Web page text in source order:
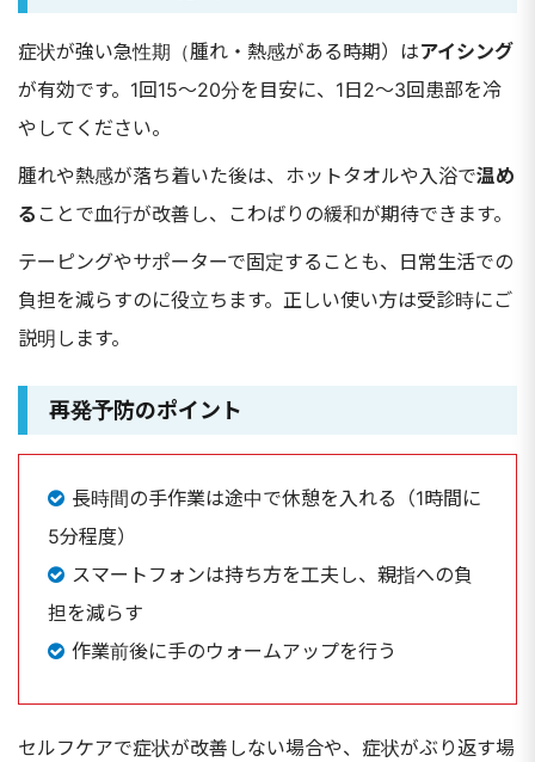
症状が強い急性期（腫れ・熱感がある時期）はアイシング
が有効です。1回15〜20分を目安に、1日2〜3回患部を冷
やしてください。
腫れや熱感が落ち着いた後は、ホットタオルや入浴で温め
る ことで血行が改善し、こわばりの緩和が期待できます。
テーピングやサポーターで固定することも、日常生活での
負担を減らすのに役立ちます。正しい使い方は受診時にご
説明します。
再発予防のポイント
長時間の手作業は途中で休憩を入れる（1時間に
5分程度）
スマートフォンは持ち方を工夫し、親指への負
担を減らす
作業前後に手のウォームアップを行う
セルフケアで症状が改善しない場合や、症状がぶり返す場